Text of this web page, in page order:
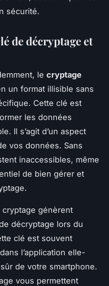
sécurité.
de décryptage et
le cryptage
un format illisible sans
Cette clé est
les données
Il s’agit d’un aspect
vos données. Sans
inaccessibles, même
de bien gérer et
génèrent
décryptage lors du
clé est souvent
l’application elle-
de votre smartphone.
vous permettent